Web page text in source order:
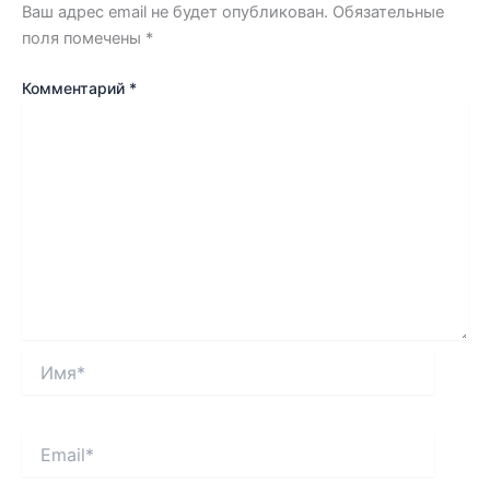
Ваш адрес email не будет опубликован. Обязательные
поля помечены *
Комментарий *